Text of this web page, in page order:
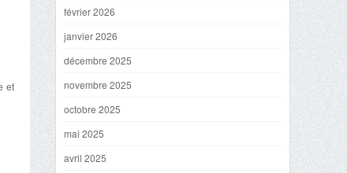
et
février 2026
janvier 2026
décembre 2025
novembre 2025
octobre 2025
mai 2025
avril 2025